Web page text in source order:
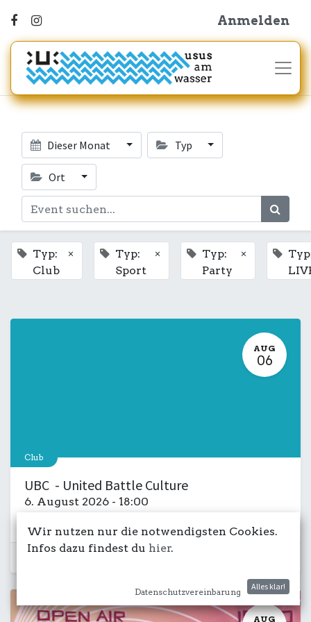
Anmelden
Dieser Monat Typ
Ort
Typ:
Club
×
Typ:
Sport
×
Typ:
Party
×
AUG
06
Club
UBC - United Battle Culture
6. August 2026 - 18:00
AUG
Wir nutzen nur die notwendigsten Cookies.
Infos dazu findest du hier.
Datenschutzvereinbarung
Alles klar!